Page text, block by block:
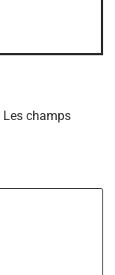
Les champs